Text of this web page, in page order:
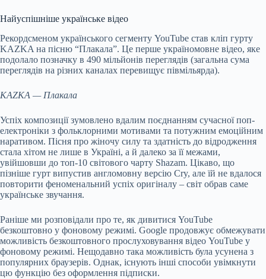
Найуспішніше українське відео
Рекордсменом українського сегменту YouTube став кліп гурту
KAZKA на пісню “Плакала”. Це перше україномовне відео, яке
подолало позначку в 490 мільйонів переглядів (загальна сума
переглядів на різних каналах перевищує півмільярда).
KAZKA — Плакала
Успіх композиції зумовлено вдалим поєднанням сучасної поп-
електроніки з фольклорними мотивами та потужним емоційним
наративом. Пісня про жіночу силу та здатність до відродження
стала хітом не лише в Україні, а й далеко за її межами,
увійшовши до топ-10 світового чарту Shazam. Цікаво, що
пізніше гурт випустив англомовну версію Cry, але їй не вдалося
повторити феноменальний успіх оригіналу – світ обрав саме
українське звучання.
Раніше ми розповідали про те, як дивитися YouTube
безкоштовно у фоновому режимі. Google продовжує обмежувати
можливість безкоштовного прослуховування відео YouTube у
фоновому режимі. Нещодавно така можливість була усунена з
популярних браузерів. Однак, існують інші способи увімкнути
цю функцію без оформлення підписки.